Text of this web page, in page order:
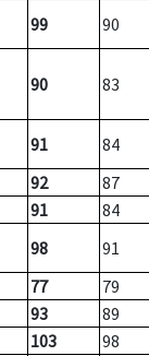
99 90
90 83
91
84
92
87
91
84
98
91
77
79
93
89
103
98